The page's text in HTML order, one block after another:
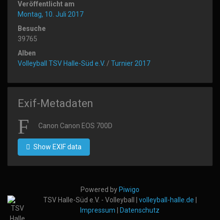
Veröffentlicht am
Montag, 10. Juli 2017
Besuche
39765
Alben
Volleyball TSV Halle-Süd e.V. / Turnier 2017
Exif-Metadaten
Canon Canon EOS 700D
Show EXIF data
Powered by Piwigo
TSV Halle-Süd e.V. - Volleyball | volleyball-halle.de
Impressum
Datenschutz